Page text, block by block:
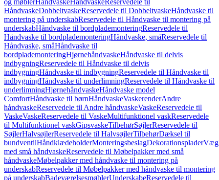
og møblerHåndvaskeHåndvaskeReservedele til
HåndvaskeDobbeltvaskeReservedele til DobbeltvaskeHåndvaske til
montering på underskabReservedele til Håndvaske til montering på
underskabHåndvaske til bordplademonteringReservedele til
Håndvaske til bordplademonteringHåndvaske, småReservedele til
Håndvaske, småHåndvaske til
bordplademonteringHjørnehåndvaskeHåndvaske til delvis
indbygningReservedele til Håndvaske til delvis
indbygningHåndvaske til indbygningReservedele til Håndvaske til
indbygningHåndvaske til underlimningReservedele til Håndvaske til
underlimningHjørnehåndvaskeHåndvaske model
ComfortHåndvaske til børnHåndvaskeVaskerenderAndre
håndvaskeReservedele til Andre håndvaskeVaskeReservedele til
VaskeVaskeReservedele til VaskeMultifunktionel vaskReservedele
til Multifunktionel vaskGipsvaskeTilbehørSøjlerReservedele til
SøjlerHalvsøjlerReservedele til HalvsøjlerTilbehørDæksel til
bundventilHåndklædeholderMonteringsbeslagDekorationsplader
med små håndvaskeReservedele til Møbelpakker med små
håndvaskeMøbelpakker med håndvaske til montering på
underskabReservedele til Møbelpakker med håndvaske til montering
på underskabBadeværelsesmøblerUnderskabeReservedele til